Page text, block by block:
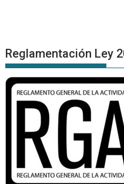
Reglamentación Ley